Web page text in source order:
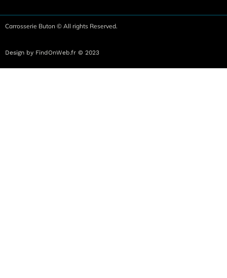
Carrosserie Buton © All rights Reserved.
Design by FindOnWeb.fr © 2023